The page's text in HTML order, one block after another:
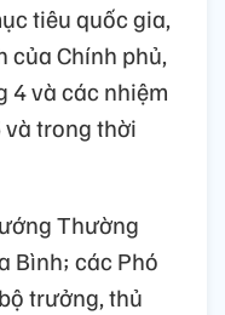
tiêu quốc gia,
của Chính phủ,
4 và các nhiệm
trong thời
Thường
Bình; các Phó
trưởng, thủ